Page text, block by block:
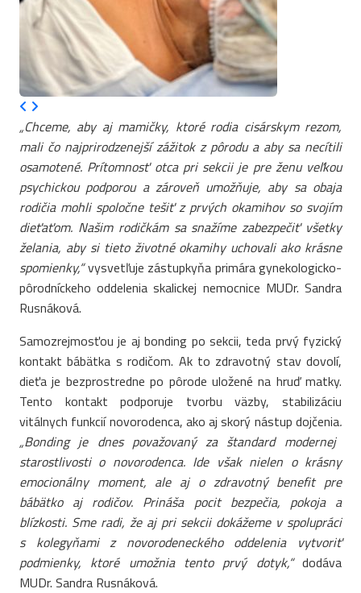
„Chceme, aby aj mamičky, ktoré rodia cisárskym rezom,
mali čo najprirodzenejší zážitok z pôrodu a aby sa necítili
osamotené. Prítomnosť otca pri sekcii je pre ženu veľkou
psychickou podporou a zároveň umožňuje, aby sa obaja
rodičia mohli spoločne tešiť z prvých okamihov so svojím
dieťaťom. Našim rodičkám sa snažíme zabezpečiť všetky
želania, aby si tieto životné okamihy uchovali ako krásne
spomienky,“vysvetľuje zástupkyňa primára gynekologicko-
pôrodníckeho oddelenia skalickej nemocnice MUDr. Sandra
Rusnáková.
Samozrejmosťou je aj bonding po sekcii, teda prvý fyzický
kontakt bábätka s rodičom. Ak to zdravotný stav dovolí,
dieťa je bezprostredne po pôrode uložené na hruď matky.
Tento kontakt podporuje tvorbu väzby, stabilizáciu
vitálnych funkcií novorodenca, ako aj skorý nástup dojčenia.
„Bonding je dnes považovaný za štandard modernej
starostlivosti o novorodenca. Ide však nielen o krásny
emocionálny moment, ale aj o zdravotný benefit pre
bábätko aj rodičov. Prináša pocit bezpečia, pokoja a
blízkosti. Sme radi, že aj pri sekcii dokážeme v spolupráci
s kolegyňami z novorodeneckého oddelenia vytvoriť
podmienky, ktoré umožnia tento prvý dotyk,“dodáva
MUDr. Sandra Rusnáková.